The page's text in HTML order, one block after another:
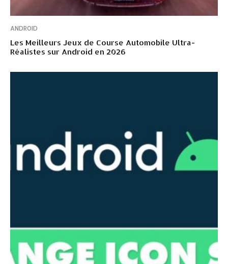
ANDROID
Les Meilleurs Jeux de Course Automobile Ultra-
Réalistes sur Android en 2026